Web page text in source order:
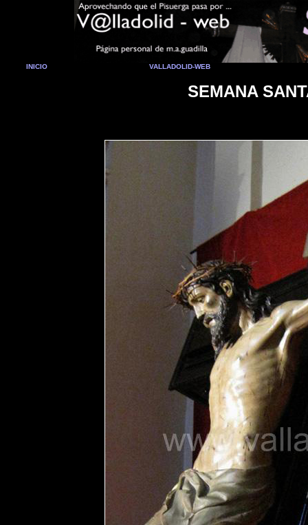
INICIO VALLADOLID-WEB
SEMANA